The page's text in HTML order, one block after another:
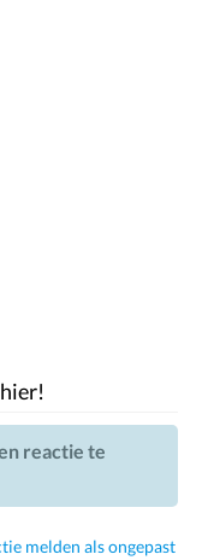
reactie te
melden als ongepast